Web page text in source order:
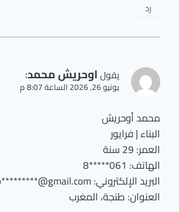
رد
يقولاوحريش محمد:
يونيو 26, 2026 الساعة 8:07 م
محمد أوحريش
البناء | فرايور
العمر: 29 سنة
الهاتف: 061*****8
البريد الإلكتروني: mohamedo*********@gmail.com
العنوان: طنجة، المغرب